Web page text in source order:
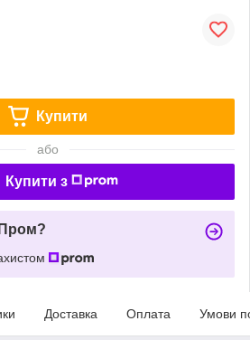
Купити
або
Купити з
Доставка Оплата Умови